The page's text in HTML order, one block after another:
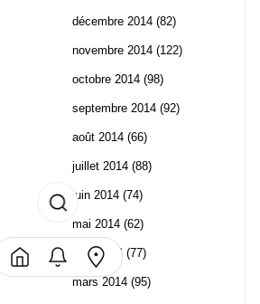
décembre 2014 (82)
novembre 2014 (122)
octobre 2014 (98)
septembre 2014 (92)
août 2014 (66)
juillet 2014 (88)
juin 2014 (74)
mai 2014 (62)
avril 2014 (77)
mars 2014 (95)